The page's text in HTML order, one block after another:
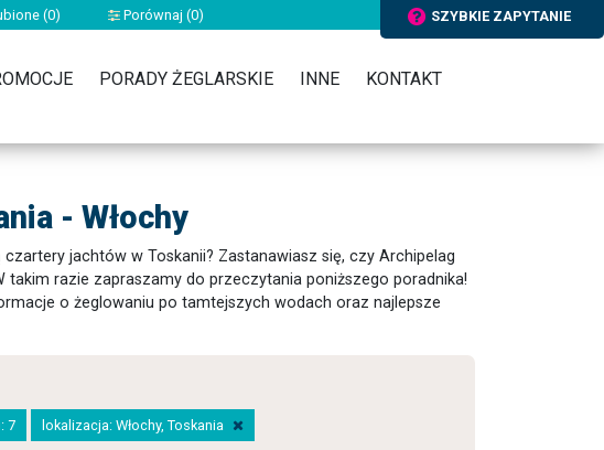
(0) Porównaj (0) SZYBKIE ZAPYTANIE
PORADY ŻEGLARSKIE INNE KONTAKT
- Włochy
jachtów w Toskanii? Zastanawiasz się, czy Archipelag
takim razie zapraszamy do przeczytania poniższego poradnika!
o żeglowaniu po tamtejszych wodach oraz najlepsze
7 lokalizacja: Włochy, Toskania